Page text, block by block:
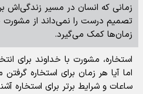
زمانی که انسان در مسیر زندگی‌اش
تصمیم درست را نمی‌داند از مشورت
زمان‌ها کمک می‌گیرد.
استخاره، مشورت با خداوند برای
اما آیا هر زمان برای استخاره
ساعات و شرایط برتر برای استخاره